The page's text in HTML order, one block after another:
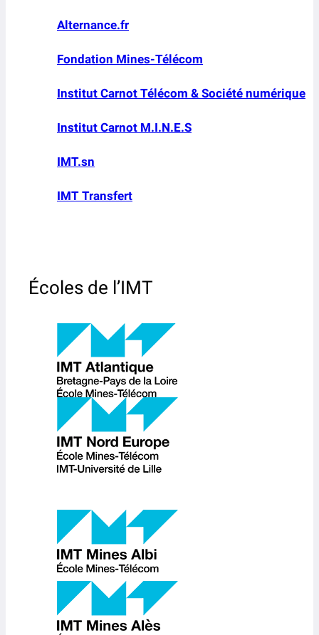
Alternance.fr
Fondation Mines-Télécom
Institut Carnot Télécom & Société numérique
Institut Carnot M.I.N.E.S
IMT.sn
IMT Transfert
Écoles de l’IMT